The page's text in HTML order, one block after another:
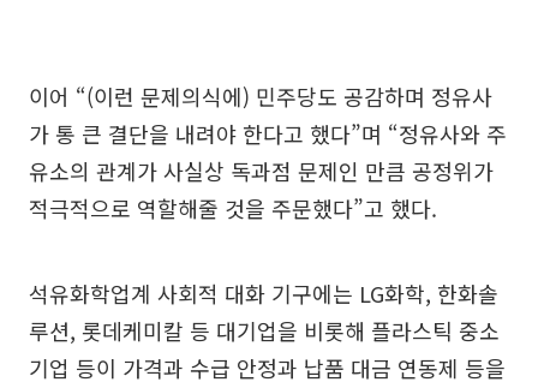
이어 “(이런 문제의식에) 민주당도 공감하며 정유사
가 통 큰 결단을 내려야 한다고 했다”며 “정유사와 주
유소의 관계가 사실상 독과점 문제인 만큼 공정위가
적극적으로 역할해줄 것을 주문했다”고 했다.
석유화학업계 사회적 대화 기구에는 LG화학, 한화솔
루션, 롯데케미칼 등 대기업을 비롯해 플라스틱 중소
기업 등이 가격과 수급 안정과 납품 대금 연동제 등을